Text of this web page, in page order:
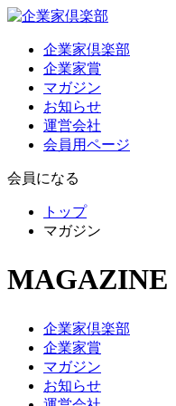
企業家倶楽部
企業家賞
マガジン
お知らせ
運営会社
会員用ページ
会員になる
トップ
マガジン
MAGAZINE
企業家倶楽部
企業家賞
マガジン
お知らせ